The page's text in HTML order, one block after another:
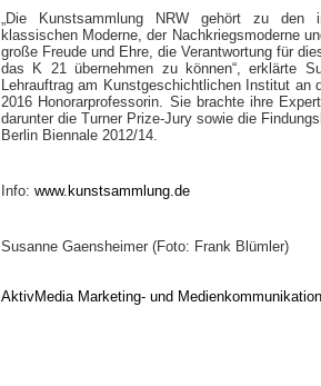
„Die Kunstsammlung NRW gehört zu den
klassischen Moderne, der Nachkriegsmoderne
große Freude und Ehre, die Verantwortung für
das K 21 übernehmen zu können“, erklärte
Lehrauftrag am Kunstgeschichtlichen Institut
2016 Honorarprofessorin. Sie brachte ihre
darunter die Turner Prize-Jury sowie die
Berlin Biennale 2012/14.
Info: www.kunstsammlung.de
Susanne Gaensheimer (Foto: Frank Blümler)
AktivMedia Marketing- und